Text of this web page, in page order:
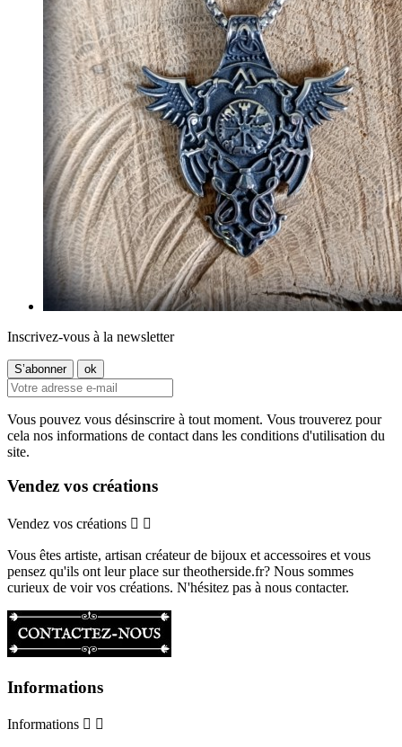
Inscrivez-vous à la newsletter
Vous pouvez vous désinscrire à tout moment. Vous trouverez pour
cela nos informations de contact dans les conditions d'utilisation du
site.
Vendez vos créations
Vendez vos créations  
Vous êtes artiste, artisan créateur de bijoux et accessoires et vous
pensez qu'ils ont leur place sur theotherside.fr? Nous sommes
curieux de voir vos créations. N'hésitez pas à nous contacter.
Informations
Informations  